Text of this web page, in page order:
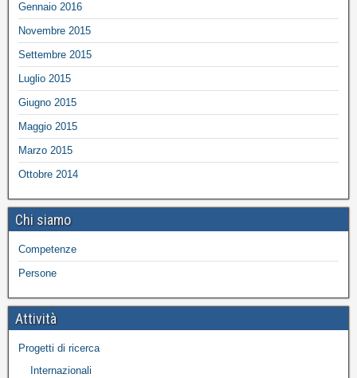
Gennaio 2016
Novembre 2015
Settembre 2015
Luglio 2015
Giugno 2015
Maggio 2015
Marzo 2015
Ottobre 2014
Chi siamo
Competenze
Persone
Attività
Progetti di ricerca
Internazionali